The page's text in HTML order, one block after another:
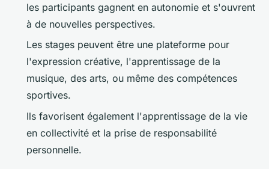
les participants gagnent en autonomie et s'ouvrent
à de nouvelles perspectives.
Les stages peuvent être une plateforme pour
l'expression créative, l'apprentissage de la
musique, des arts, ou même des compétences
sportives.
Ils favorisent également l'apprentissage de la vie
en collectivité et la prise de responsabilité
personnelle.